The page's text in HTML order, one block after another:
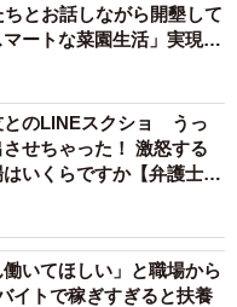
とお話しながら開墾して
ートな菜園生活」実現な
とのLINEスクショ うっ
せちゃった！ 激怒する
いくらですか【弁護士が
働いてほしい」と職場から
トで稼ぎすぎると扶養